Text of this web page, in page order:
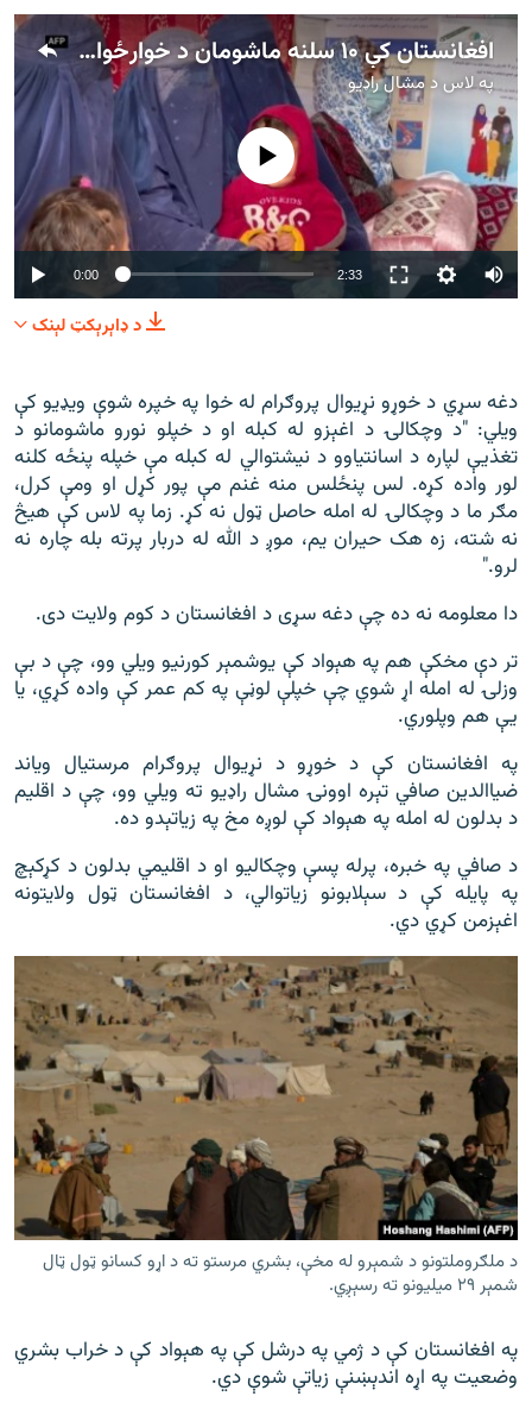
افغانستان کې ۱۰ سلنه ماشومان د خوارځواکۍ ښکار دي
په لاس دمشال راډیو
Auto
240p
360p
480p
720p
1080p
هېڅ میډیايي سرچینه اوس نشته
0:00 2:33
480p
720p
1080p
د ډاېرېکټ لېنک
دغه سړي د خوړو نړیوال پروګرام له‌ خوا په خپره شوې ویډیو کې
ویلي: "د وچکالۍ د اغېزو له کبله او د خپلو نورو ماشومانو د
تغذیې لپاره د اسانتیاوو د نیشتوالي له کبله مې خپله پنځه کلنه
لور واده کړه. لس پنځلس منه غنم مې پور کړل او ومې کرل،
مګر ما د وچکالۍ له امله حاصل ټول نه‌ کړ. زما په لاس کې هيڅ
نه‌ شته، زه هک حیران یم، موږ د الله له دربار پرته بله چاره نه‌
لرو."
دا معلومه نه‌ ده چې دغه سړی د افغانستان د کوم ولایت دی.
تر دې مخکې هم په هېواد کې يوشمېر کورنيو ويلي وو، چې د بې‌
وزلۍ له امله اړ شوي چې خپلې لوڼې په کم عمر کې واده کړي، یا
یې هم وپلوري.
په افغانستان کې د خوړو د نړیوال پروګرام مرستیال ویاند
ضیاالدین صافي تېره اوونۍ مشال راډیو ته ویلي وو، چې د اقلیم
د بدلون له امله په هېواد کې لوږه مخ په زیاتېدو ده.
د صافي په خبره، پرله‌ پسې وچکالیو او د اقلیمي بدلون د کړکېچ
په پایله کې د سېلابونو زیاتوالي، د افغانستان ټول ولایتونه
اغېزمن کړي دي.
د ملګروملتونو د شمېرو له‌‌ مخې، بشري مرستو ته د اړو کسانو ټول‌ ټال
شمېر ۲۹ ميلیونو ته رسېږي.
په افغانستان کې د ژمي په درشل کې په هېواد کې د خراب بشري
وضعیت په اړه اندېښنې زیاتې شوې دي.